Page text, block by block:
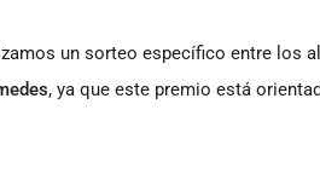
un sorteo específico entre los
, ya que este premio está